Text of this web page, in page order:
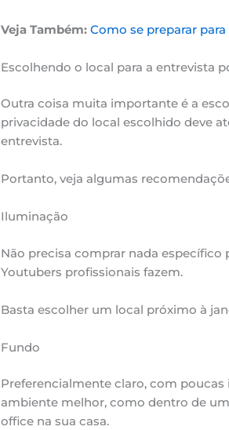
Veja Também: Como se preparar
Escolhendo o local para a entrevista
Outra coisa muita importante é a
privacidade do local escolhido deve
entrevista.
Portanto, veja algumas
Iluminação
Não precisa comprar nada
Youtubers profissionais fazem.
Basta escolher um local próximo à
Fundo
Preferencialmente claro, com
ambiente melhor, como dentro de
office na sua casa.